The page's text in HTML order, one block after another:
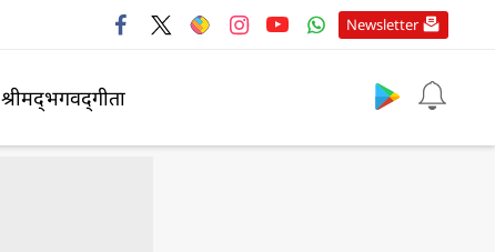
Newsletter
श्रीमद्‍भगवद्‍गीता